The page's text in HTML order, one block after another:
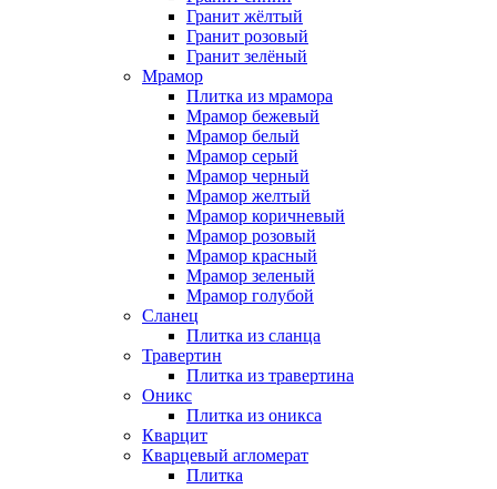
Гранит жёлтый
Гранит розовый
Гранит зелёный
Мрамор
Плитка из мрамора
Мрамор бежевый
Мрамор белый
Мрамор серый
Мрамор черный
Мрамор желтый
Мрамор коричневый
Мрамор розовый
Мрамор красный
Мрамор зеленый
Мрамор голубой
Сланец
Плитка из сланца
Травертин
Плитка из травертина
Оникс
Плитка из оникса
Кварцит
Кварцевый агломерат
Плитка